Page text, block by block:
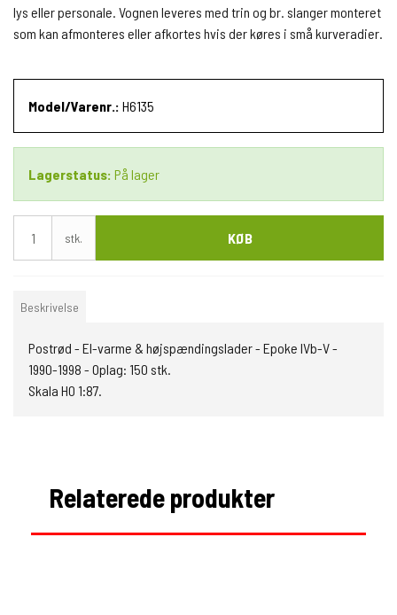
lys eller personale. Vognen leveres med trin og br. slanger monteret
som kan afmonteres eller afkortes hvis der køres i små kurveradier.
Model/Varenr.: H6135
Lagerstatus: På lager
stk. KØB
Beskrivelse
Postrød - El-varme & højspændingslader - Epoke IVb-V -
1990-1998 - Oplag: 150 stk.
Skala H0 1:87.
Relaterede produkter